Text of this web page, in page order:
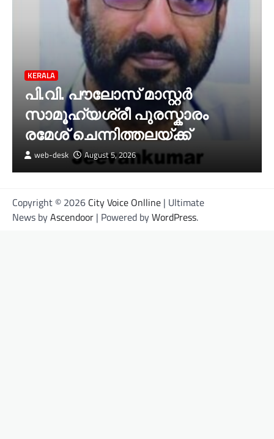
KERALA
പി.വി. പൗലോസ് മാസ്റ്റർ
സാമൂഹ്യശ്രീ പുരസ്കാരം
രമേശ് ചെന്നിത്തലയ്ക്ക്
web-desk August 5, 2026
Copyright © 2026 City Voice Onlline | Ultimate
News byAscendoor | Powered byWordPress.